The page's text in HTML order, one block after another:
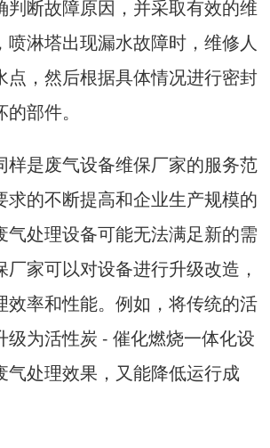
判断故障原因，并采取有效的维
喷淋塔出现漏水故障时，维修人
点，然后根据具体情况进行密封
部件。
样是废气设备维保厂家的服务范
求的不断提高和企业生产规模的
气处理设备可能无法满足新的需
家可以对设备进行升级改造，
效率和性能。例如，将传统的活
级为活性炭 - 催化燃烧一体化设
气处理效果，又能降低运行成